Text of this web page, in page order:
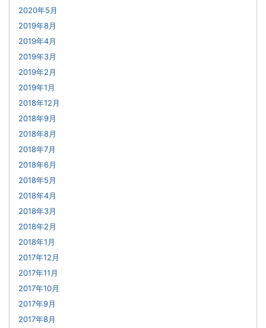
2020年5月
2019年8月
2019年4月
2019年3月
2019年2月
2019年1月
2018年12月
2018年9月
2018年8月
2018年7月
2018年6月
2018年5月
2018年4月
2018年3月
2018年2月
2018年1月
2017年12月
2017年11月
2017年10月
2017年9月
2017年8月